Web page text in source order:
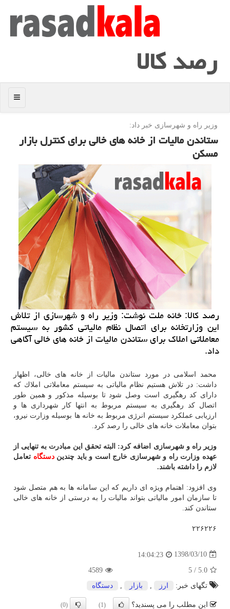
رصد كالا
منو
وزیر راه و شهرسازی خبر داد:
ستاندن مالیات از خانه های خالی برای كنترل بازار
مسكن
رصد كالا: خانه ملت نوشت: وزیر راه و شهرسازی از تلاش
این وزارتخانه برای اتصال نظام مالیاتی كشور به سیستم
معاملاتی املاك برای ستاندن مالیات از خانه های خالی آگاهی
داد.
محمد اسلامی در مورد ستاندن مالیات از خانه های خالی، اظهار
داشت: در تلاش هستیم نظام مالیاتی به سیستم معاملاتی املاك كه
دارای كد رهگیری است وصل شود تا بوسیله مذكور و همین طور
اتصال كد رهگیری به سیستم مربوط به انتها كار شهرداری ها و
ارزیابی عملكرد سیستم انرژی مربوط به خانه ها بوسیله وزارت نیرو،
بتوان معاملات خانه های خالی را رصد كرد.
وزیر راه و شهرسازی اضافه كرد: البته تحقق این مبادرت به تنهایی از
عهده وزارت راه و شهرسازی خارج است و باید چندیندستگاه تعامل
لازم را داشته باشند.
وی افزود: اهتمام ویژه ای داریم كه این سامانه ها به هم متصل شود
تا سازمان امور مالیاتی بتواند مالیات را به درستی از خانه های خالی
ستاندن كند.
۲۲۶۲۲۶
1398/03/10
14:04:23
5.0
/
5
4589
تگهای خبر:
ارز بازار دستگاه
این مطلب را می پسندید؟ (1)
(0)